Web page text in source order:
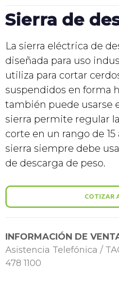
Sierra de
La sierra eléctrica de
diseñada para uso
utiliza para cortar
suspendidos en forma
también puede usarse
sierra permite regular
corte en un rango de 15
sierra siempre debe
de descarga de peso.
COTIZAR
INFORMACIÓN DE
Asistencia Telefónica /
478 1100